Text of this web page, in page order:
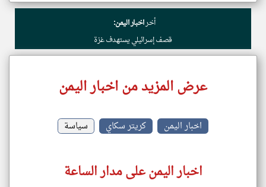
أخراخبار اليمن:
قصف إسرائيلي يستهدف غزة
عرض المزيد من اخبار اليمن
اخبار اليمن كريتر سكاي سياسة
اخبار اليمن على مدار الساعة